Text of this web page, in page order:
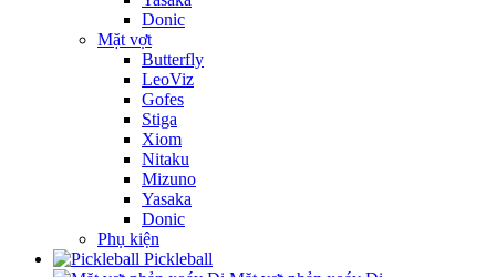
Donic
Mặt vợt
Butterfly
LeoViz
Gofes
Stiga
Xiom
Nitaku
Mizuno
Yasaka
Donic
Phụ kiện
Pickleball